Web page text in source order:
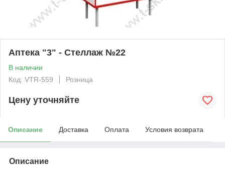
Аптека "3" - Cтеллаж №22
В наличии
Код: VTR-559
Розница
Цену уточняйте
Описание Доставка Оплата Условия возврата
Описание